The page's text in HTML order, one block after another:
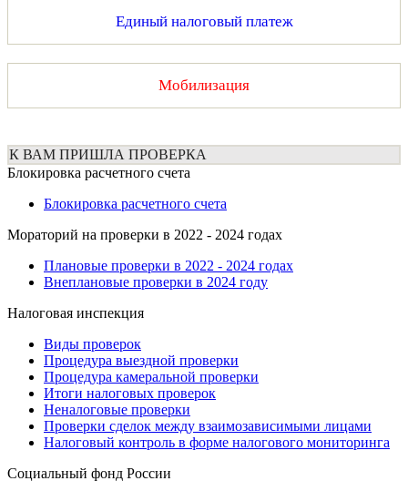
Единый налоговый платеж
Мобилизация
К ВАМ ПРИШЛА ПРОВЕРКА
Блокировка расчетного счета
Блокировка расчетного счета
Мораторий на проверки в 2022 - 2024 годах
Плановые проверки в 2022 - 2024 годах
Внеплановые проверки в 2024 году
Налоговая инспекция
Виды проверок
Процедура выездной проверки
Процедура камеральной проверки
Итоги налоговых проверок
Неналоговые проверки
Проверки сделок между взаимозависимыми лицами
Налоговый контроль в форме налогового мониторинга
Социальный фонд России